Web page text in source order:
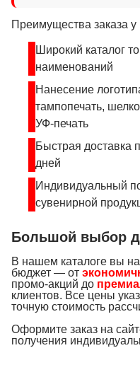
Преимущества заказа у
Широкий каталог
наименований
Нанесение
тампопечать,
УФ-печать
Быстрая доставка
дней
Индивидуальный
сувенирной
Большой выбор
В нашем каталоге вы
бюджет — от
промо-акций до
клиентов. Все цены
точную стоимость
Оформите заказ на
получения